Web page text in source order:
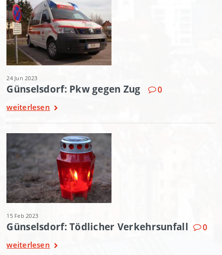
24 Jun 2023
Günselsdorf: Pkw gegen Zug 0
weiterlesen
15 Feb 2023
Günselsdorf: Tödlicher Verkehrsunfall 0
weiterlesen